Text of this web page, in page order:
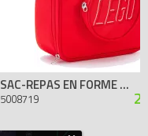
SAC-REPAS EN FORME DE BRIQUE - ROUGE
5008719